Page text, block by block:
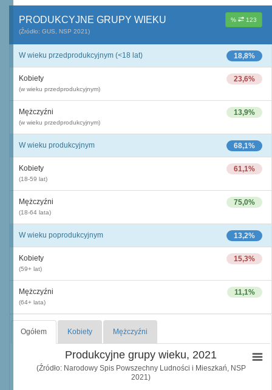
% 123
PRODUKCYJNE GRUPY WIEKU
(Źródło: GUS, NSP 2021)
18,8%
W wieku przedprodukcyjnym (<18 lat)
23,6%
Kobiety
(w wieku przedprodukcyjnym)
13,9%
Mężczyźni
(w wieku przedprodukcyjnym)
68,1%
W wieku produkcyjnym
61,1%
Kobiety
(18-59 lat)
75,0%
Mężczyźni
(18-64 lata)
13,2%
W wieku poprodukcyjnym
15,3%
Kobiety
(59+ lat)
11,1%
Mężczyźni
(64+ lata)
Ogółem Kobiety Mężczyźni
Produkcyjne grupy wieku, 2021
(Źródło: Narodowy Spis Powszechny Ludności i Mieszkań, NSP
2021)